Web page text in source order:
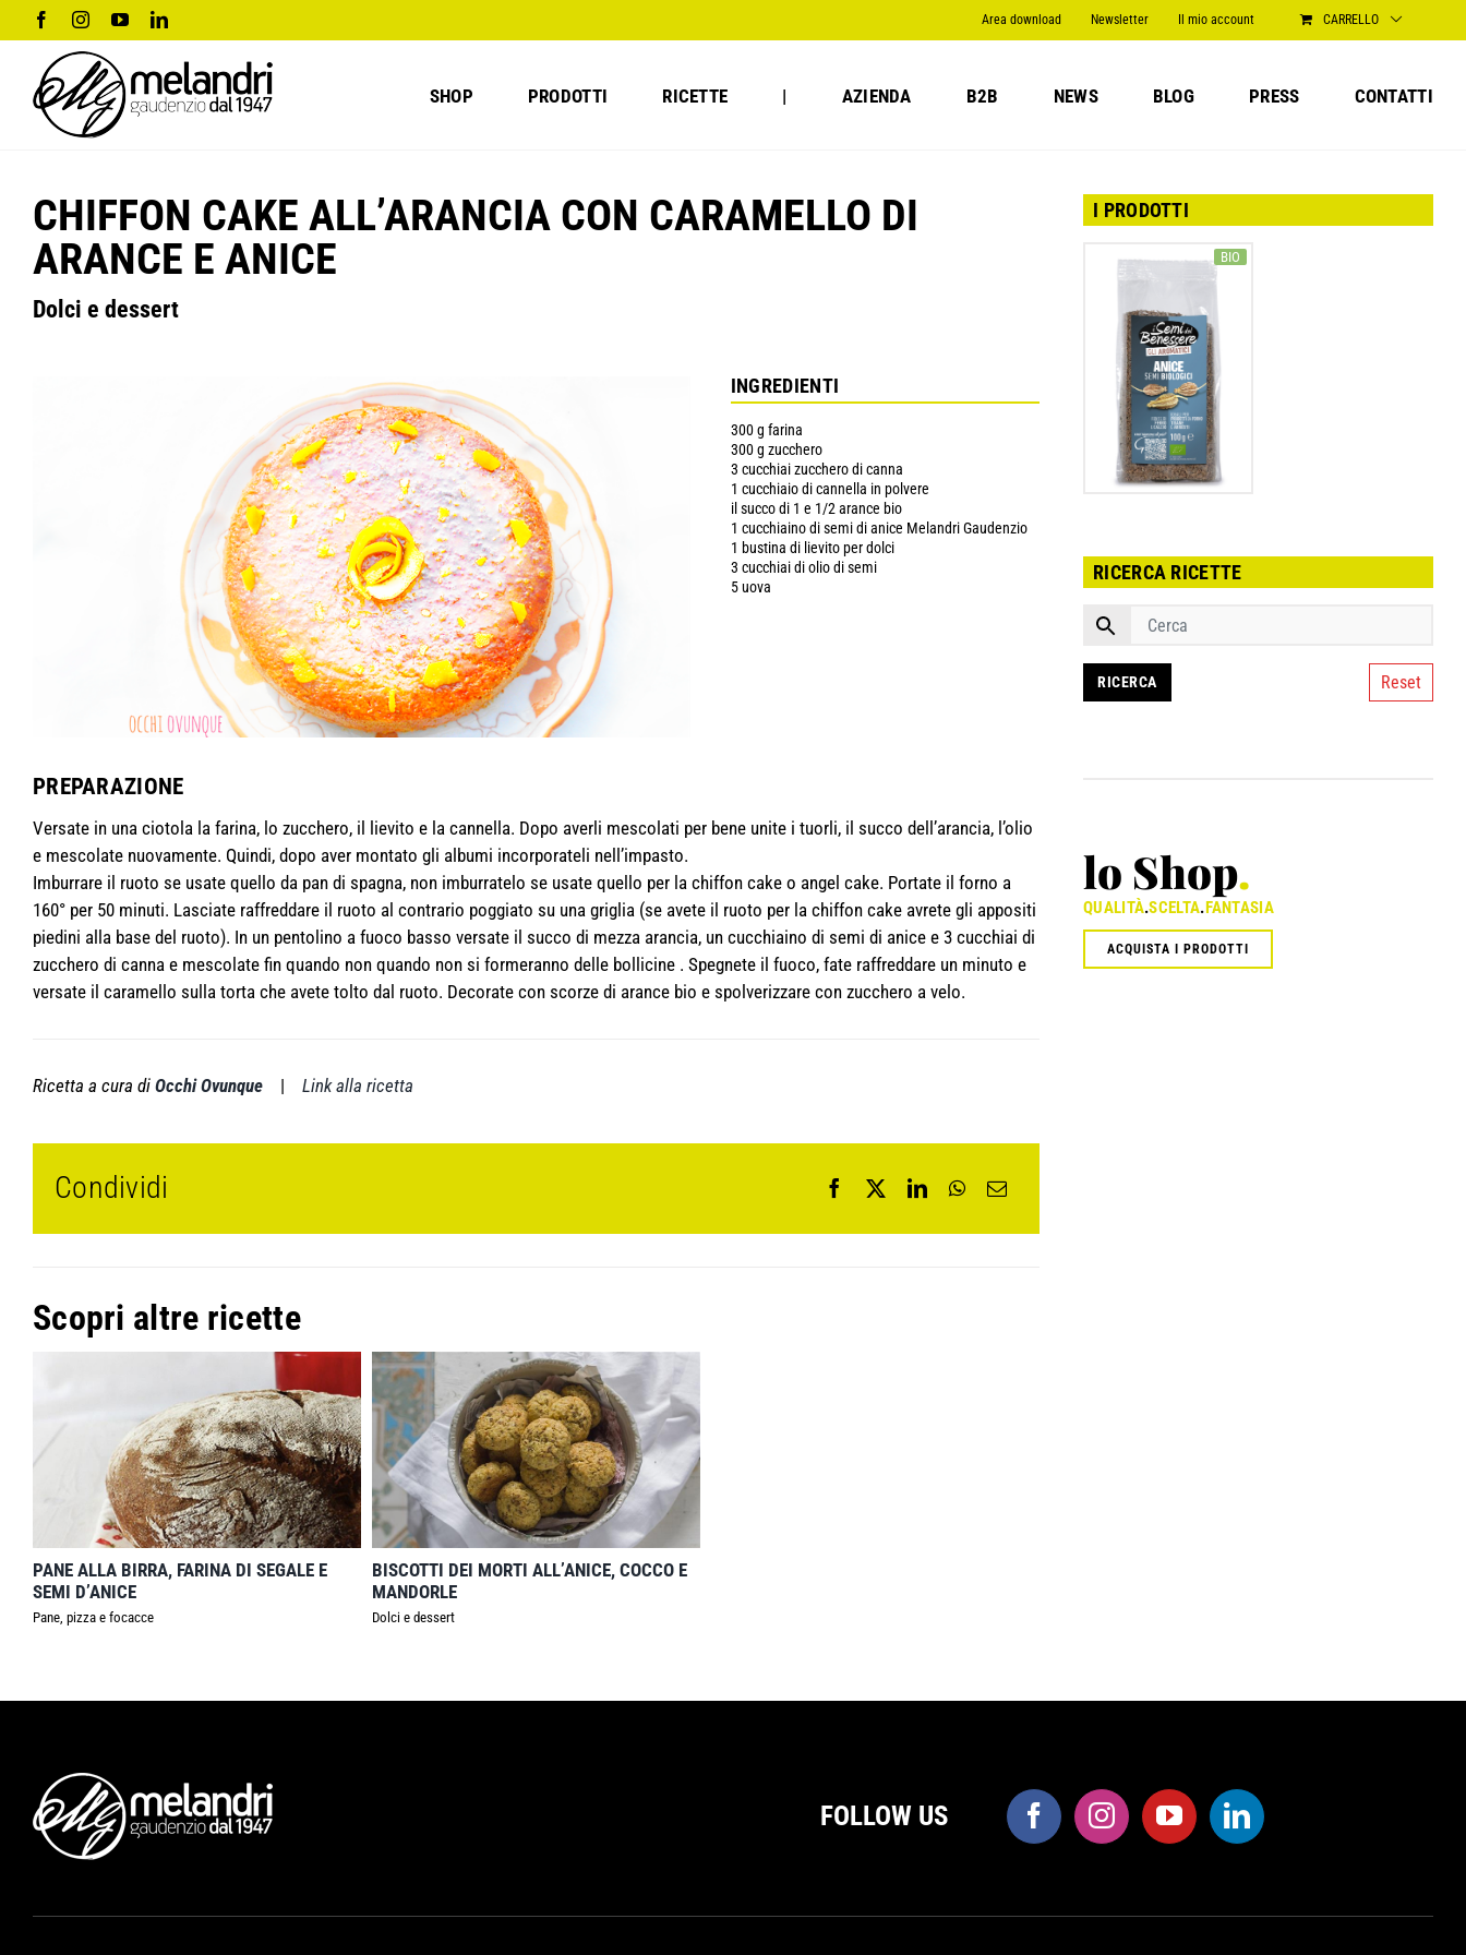
al
contenuto
FacebookInstagramYouTubeLinkedIn Area download Newsletter Il mio account CARRELLO
SHOP PRODOTTI RICETTE | AZIENDA B2B NEWS BLOG PRESS CONTATTI
CHIFFON CAKE ALL’ARANCIA CON CARAMELLO DI
ARANCE E ANICE
Dolci e dessert
INGREDIENTI
300 g farina
300 g zucchero
3 cucchiai zucchero di canna
1 cucchiaio di cannella in polvere
il succo di 1 e 1/2 arance bio
1 cucchiaino di semi di anice Melandri Gaudenzio
1 bustina di lievito per dolci
3 cucchiai di olio di semi
5 uova
PREPARAZIONE
Versate in una ciotola la farina, lo zucchero, il lievito e la cannella. Dopo averli mescolati per bene unite i tuorli, il succo dell’arancia, l’olio
e mescolate nuovamente. Quindi, dopo aver montato gli albumi incorporateli nell’impasto.
Imburrare il ruoto se usate quello da pan di spagna, non imburratelo se usate quello per la chiffon cake o angel cake. Portate il forno a
160° per 50 minuti. Lasciate raffreddare il ruoto al contrario poggiato su una griglia (se avete il ruoto per la chiffon cake avrete gli appositi
piedini alla base del ruoto). In un pentolino a fuoco basso versate il succo di mezza arancia, un cucchiaino di semi di anice e 3 cucchiai di
zucchero di canna e mescolate fin quando non quando non si formeranno delle bollicine . Spegnete il fuoco, fate raffreddare un minuto e
versate il caramello sulla torta che avete tolto dal ruoto. Decorate con scorze di arance bio e spolverizzare con zucchero a velo.
Ricetta a cura di Occhi Ovunque| Link alla ricetta
Condividi
Scopri altre ricette
PANE ALLA BIRRA, FARINA DI SEGALE E
SEMI D’ANICE
Pane, pizza e focacce
BISCOTTI DEI MORTI ALL’ANICE, COCCO E
MANDORLE
Dolci e dessert
I PRODOTTI
BIO
RICERCA RICETTE
Reset
lo Shop.
QUALITÀ.SCELTA.FANTASIA
ACQUISTA I PRODOTTI
FOLLOW US